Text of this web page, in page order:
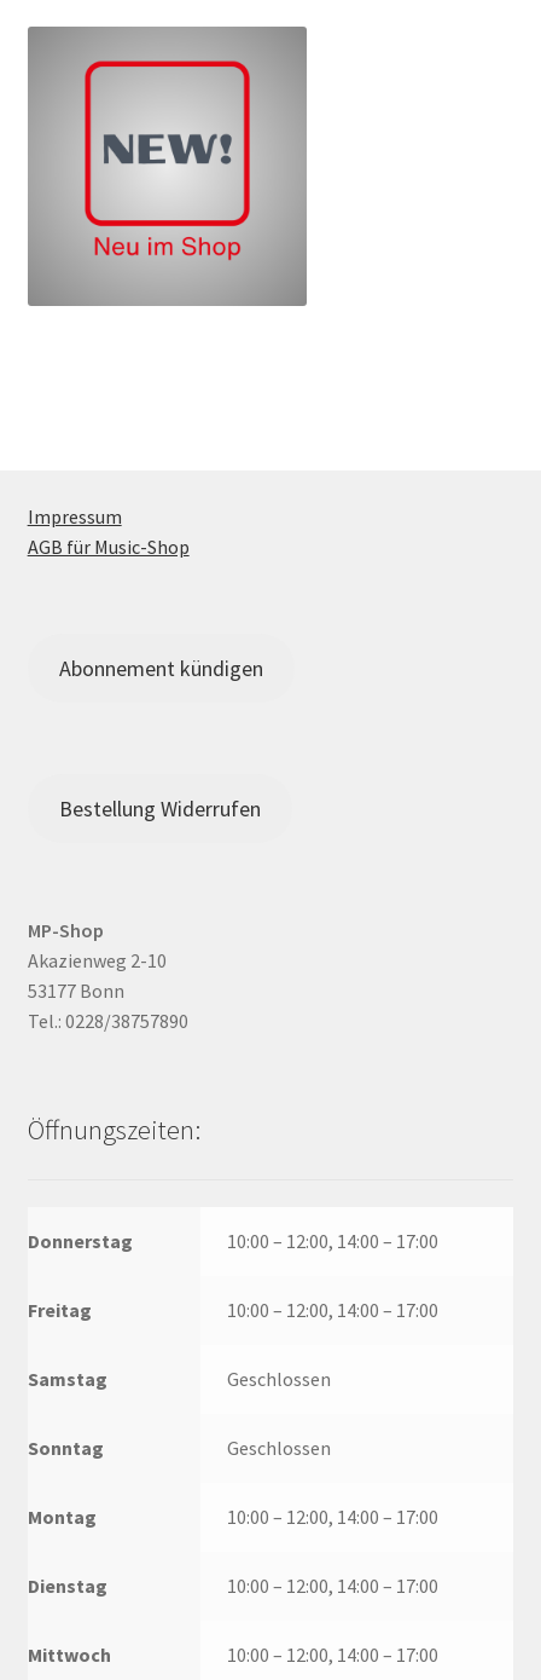
Impressum
AGB für Music-Shop
Abonnement kündigen
Bestellung Widerrufen
MP-Shop
Akazienweg 2-10
53177 Bonn
Tel.: 0228/38757890
Öffnungszeiten:
Donnerstag 10:00 – 12:00, 14:00 – 17:00
Freitag 10:00 – 12:00, 14:00 – 17:00
Samstag Geschlossen
Sonntag Geschlossen
Montag 10:00 – 12:00, 14:00 – 17:00
Dienstag 10:00 – 12:00, 14:00 – 17:00
Mittwoch 10:00 – 12:00, 14:00 – 17:00